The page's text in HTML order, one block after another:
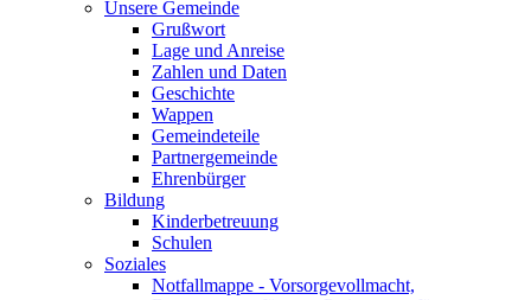
Unsere Gemeinde
Grußwort
Lage und Anreise
Zahlen und Daten
Geschichte
Wappen
Gemeindeteile
Partnergemeinde
Ehrenbürger
Bildung
Kinderbetreuung
Schulen
Soziales
Notfallmappe - Vorsorgevollmacht,